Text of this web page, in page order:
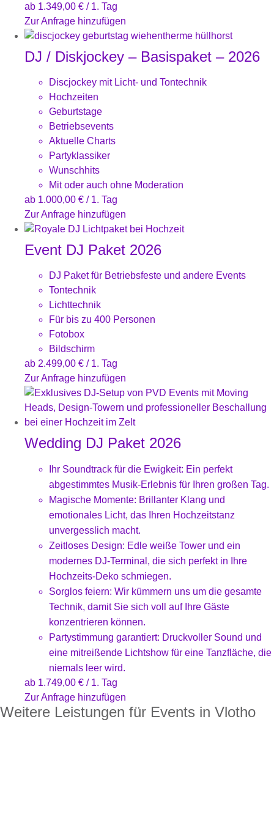
ab 1.349,00 € / 1. Tag
Zur Anfrage hinzufügen
DJ / Diskjockey – Basispaket – 2026
Discjockey mit Licht- und Tontechnik
Hochzeiten
Geburtstage
Betriebsevents
Aktuelle Charts
Partyklassiker
Wunschhits
Mit oder auch ohne Moderation
ab 1.000,00 € / 1. Tag
Zur Anfrage hinzufügen
Event DJ Paket 2026
DJ Paket für Betriebsfeste und andere Events
Tontechnik
Lichttechnik
Für bis zu 400 Personen
Fotobox
Bildschirm
ab 2.499,00 € / 1. Tag
Zur Anfrage hinzufügen
Wedding DJ Paket 2026
Ihr Soundtrack für die Ewigkeit: Ein perfekt
abgestimmtes Musik-Erlebnis für Ihren großen Tag.
Magische Momente: Brillanter Klang und
emotionales Licht, das Ihren Hochzeitstanz
unvergesslich macht.
Zeitloses Design: Edle weiße Tower und ein
modernes DJ-Terminal, die sich perfekt in Ihre
Hochzeits-Deko schmiegen.
Sorglos feiern: Wir kümmern uns um die gesamte
Technik, damit Sie sich voll auf Ihre Gäste
konzentrieren können.
Partystimmung garantiert: Druckvoller Sound und
eine mitreißende Lichtshow für eine Tanzfläche, die
niemals leer wird.
ab 1.749,00 € / 1. Tag
Zur Anfrage hinzufügen
Weitere Leistungen für Events in Vlotho